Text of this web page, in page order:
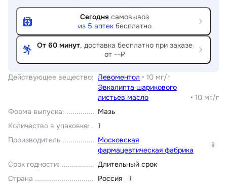
Действующее вещество: Левоментол • 10 мг/г
Эвкалипта шарикового
листьев масло
• 10 мг/г
Форма выпуска:
Мазь
Количество в упаковке:
1
Производитель
Московская
фармацевтическая фабрика
i
Срок годности:
Длительный срок
Страна
Россия i
Сегодня самовывоз
из 5 аптекбесплатно
От 60 минут, доставка бесплатно при заказе
от --₽